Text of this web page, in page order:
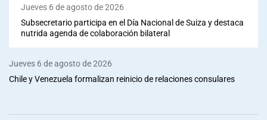
Jueves 6 de agosto de 2026
Subsecretario participa en el Día Nacional de Suiza y destaca
nutrida agenda de colaboración bilateral
Jueves 6 de agosto de 2026
Chile y Venezuela formalizan reinicio de relaciones consulares